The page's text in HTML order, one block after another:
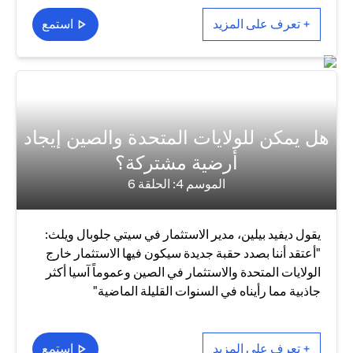
+ تعرف على المزيد استمع
هل يمكن للولايات المتحدة والصين إيجاد
أرضية مشتركة؟
الموسم 4: الحلقة 6
يقول ديفيد بيلين، مدير الاستثمار في سيتي جلوبال ويلث:
"أعتقد أننا بصدد حقبة جديدة سيكون فيها الاستثمار خارج
الولايات المتحدة والاستثمار في الصين وعموماً آسيا أكثر
جاذبية مما رأيناه في السنوات القليلة الماضية"
+ تعرف على المزيد استمع